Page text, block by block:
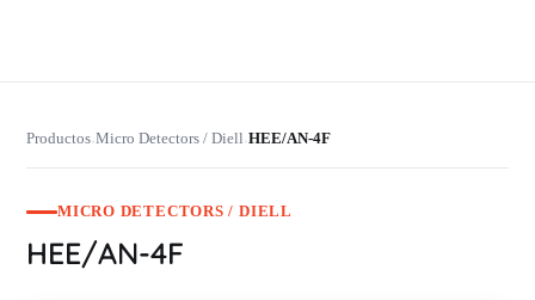
Productos›Micro Detectors / Diell›HEE/AN-4F
MICRO DETECTORS / DIELL
HEE/AN-4F